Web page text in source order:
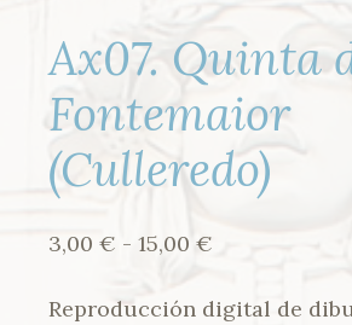
Ax07. Quinta
Fontemaior
(Culleredo)
3,00 € - 15,00 €
precios:
Reproducción digital de